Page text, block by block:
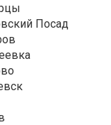
Посад